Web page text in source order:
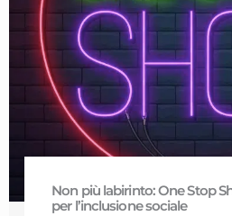
Non più labirinto: One Stop
per l’inclusione sociale